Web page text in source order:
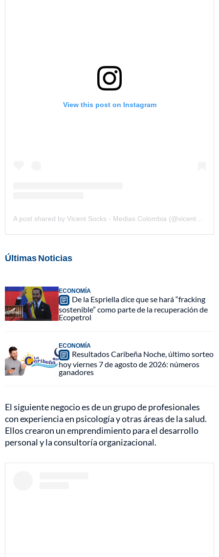
View this post on Instagram
A post shared by Vicent Socks - Medias Colombia (@vicentsocks)
Últimas Noticias
ECONOMÍA
De la Espriella dice que se hará “fracking
sostenible” como parte de la recuperación de
Ecopetrol
ECONOMÍA
Resultados Caribeña Noche, último sorteo
hoy viernes 7 de agosto de 2026: números
ganadores
El siguiente negocio es de un grupo de profesionales
con experiencia en psicología y otras áreas de la salud.
Ellos crearon un emprendimiento para el desarrollo
personal y la consultoría organizacional.